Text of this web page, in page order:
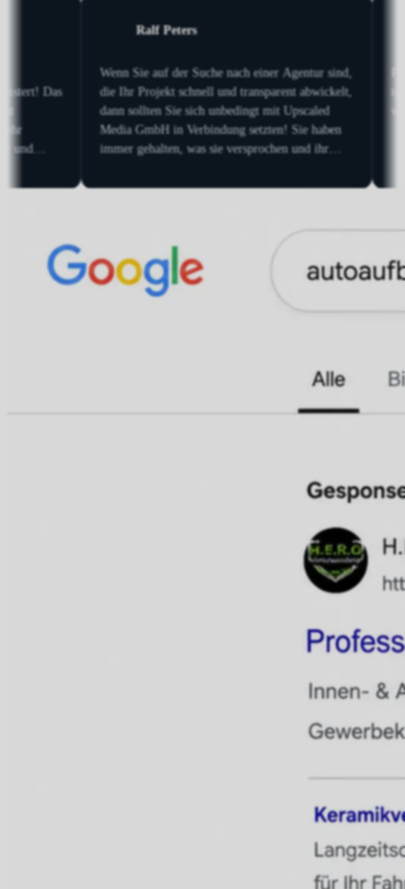
spricht und er setzt
seiner
liefert
diese auch
wir ihm im
oben gegangen.
gestiegene
Anfragen und sind
Ana Martinez
Dirk hat meine neue Webpage gestaltet und ich
bin mit dem Ergebnis wirklich sehr zufrieden.
ist immer verfügbar, reagiert superschnell und
findet immer eine Lösung. In nur einem Monat
hat sich die Zahl der Anfragen massiv